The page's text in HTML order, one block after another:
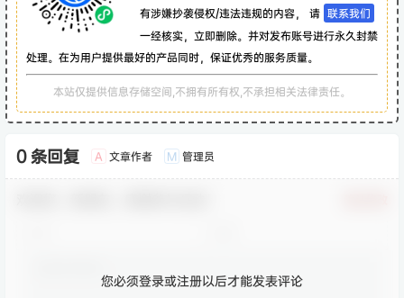
有涉嫌抄袭侵权/违法违规的内容， 请 联系我们
一经核实，立即删除。并对发布账号进行永久封禁
处理。在为用户提供最好的产品同时，保证优秀的服务质量。
本站仅提供信息存储空间,不拥有所有权,不承担相关法律责任。
0 条回复 A 文章作者 M 管理员
您必须登录或注册以后才能发表评论